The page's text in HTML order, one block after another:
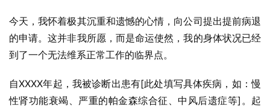
今天，我怀着极其沉重和遗憾的心情，向公司提出提前病退
的申请。这并非我所愿，而是命运使然，我的身体状况已经
到了一个无法维系正常工作的临界点。
自XXXX年起，我被诊断出患有[此处填写具体疾病，如：慢
性肾功能衰竭、严重的帕金森综合征、中风后遗症等]。起